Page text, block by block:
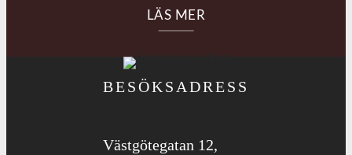
LÄS MER
BESÖKSADRESS
Västgötegatan 12,